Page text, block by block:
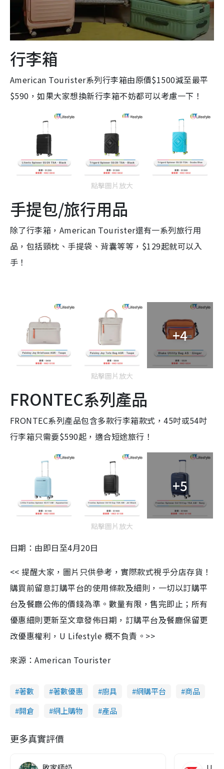
行李箱
American Tourister系列行李箱由原價$1500減至最平
$590，如果大家想換新行李箱不妨都可以考慮一下！
點擊圖片放大
手提包/旅行用品
除了行李箱，American Tourister還有一系列旅行用
品，包括頸枕、手提袋、背囊等等，$129起就可以入
手！
+4
點擊圖片放大
FRONTEC系列產品
FRONTEC系列產品包含多款行李箱款式，45吋或54吋
行李箱只需要$590起，適合短途旅行！
+5
點擊圖片放大
日期：由即日至4月20日
<< 提醒大家，圖片只供參考，實際款式視乎分店存貨！
購買前留意訂購平台的使用條款及細則，一切以訂購平
台及餐廳公佈的價錢為準。數量有限，售完即止；所有
優惠細則更新至文章發佈日期，訂購平台及餐廳保留更
改優惠權利，U Lifestyle 概不負責。>>
來源：American Tourister
著數 著數優惠 廚具 網購平台
商品
開倉
網上購物 產品
更多真實評價